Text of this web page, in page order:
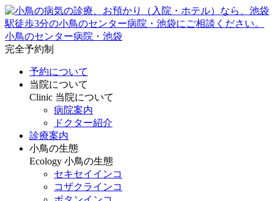
小鳥のセンター病院・池袋
完全予約制
予約について
当院について
Clinic 当院について
病院案内
ドクター紹介
診療案内
小鳥の生態
Ecology 小鳥の生態
セキセイインコ
コザクラインコ